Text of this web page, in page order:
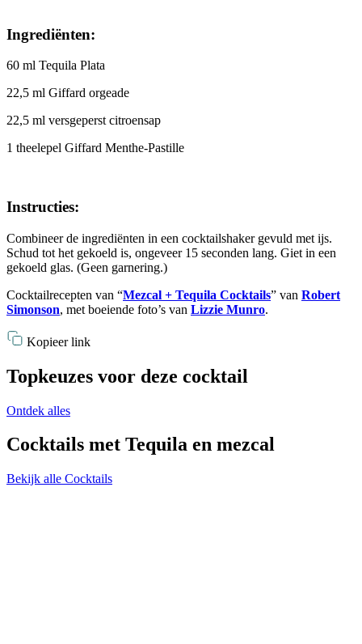
Ingrediënten:
60 ml Tequila Plata
22,5 ml Giffard orgeade
22,5 ml versgeperst citroensap
1 theelepel Giffard Menthe-Pastille
Instructies:
Combineer de ingrediënten in een cocktailshaker gevuld met ijs.
Schud tot het gekoeld is, ongeveer 15 seconden lang. Giet in een
gekoeld glas. (Geen garnering.)
Cocktailrecepten van “Mezcal + Tequila Cocktails” van Robert
Simonson, met boeiende foto’s van Lizzie Munro.
Kopieer link
Topkeuzes voor deze cocktail
Ontdek alles
Cocktails met Tequila en mezcal
Bekijk alle Cocktails